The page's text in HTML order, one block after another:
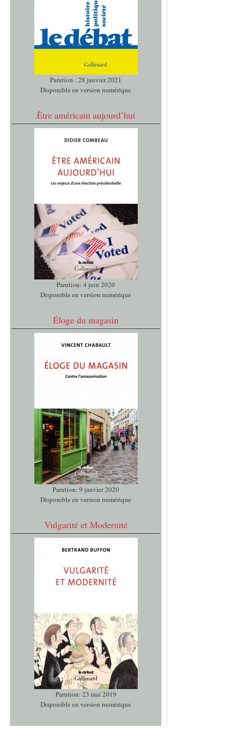
Parution : 28 janvier 2021
Disponible en version numérique
Être américain aujourd’hui
Parution: 4 juin 2020
Disponible en version numérique
Éloge du magasin
Parution: 9 janvier 2020
Disponible en version numérique
Vulgarité et Modernité
Parution: 23 mai 2019
Disponible en version numérique